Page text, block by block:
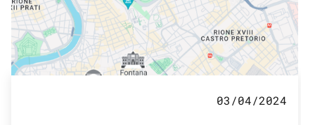
03/04/2024